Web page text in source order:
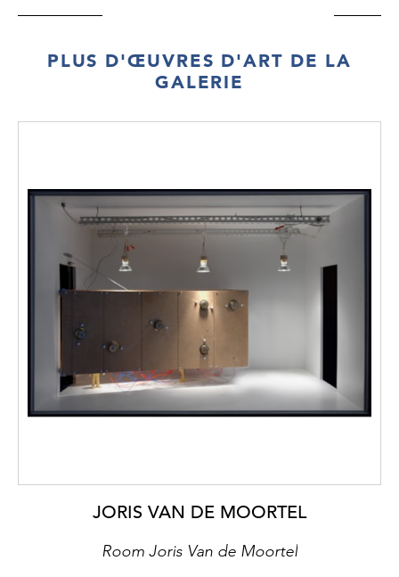
PLUS D'ŒUVRES D'ART DE LA
GALERIE
JORIS VAN DE MOORTEL
Room Joris Van de Moortel